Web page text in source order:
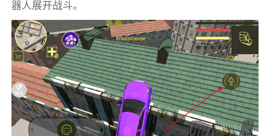
器人展开战斗。